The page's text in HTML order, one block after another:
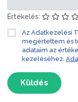
Értékelés:
Az Adatkezelési
megértettem és
adataim az
kezeléséhez.
Küldés